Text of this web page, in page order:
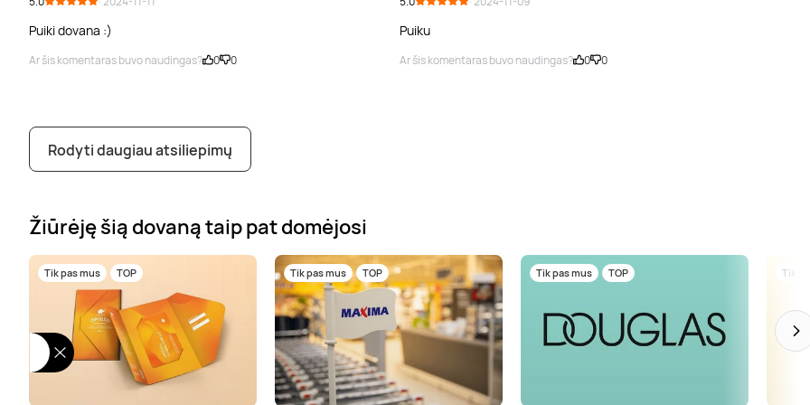
Puiki dovana :)
Ar šis komentaras buvo naudingas? 0 0
Puiku
Ar šis komentaras buvo naudingas? 0 0
Rodyti daugiau atsiliepimų
Žiūrėję šią dovaną taip pat domėjosi
Tik pas mus TOP Tik pas mus TOP Tik pas mus TOP Tik